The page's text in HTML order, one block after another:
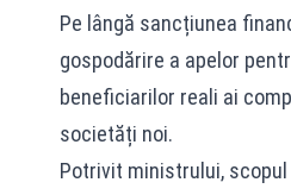
Pe lângă sancțiunea
gospodărire a apelor
beneficiarilor reali ai
societăți noi.
Potrivit ministrului,